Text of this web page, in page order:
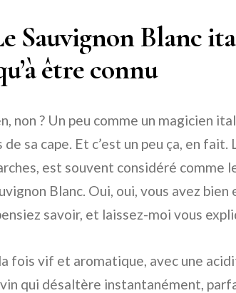
Sauvignon Blanc
être connu
non ? Un peu comme un magicien
sa cape. Et c’est un peu ça, en fait.
est souvent considéré comme
Blanc. Oui, oui, vous avez bien
savoir, et laissez-moi vous
fois vif et aromatique, avec une
qui désaltère instantanément,